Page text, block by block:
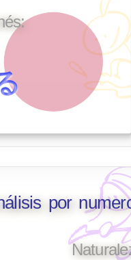
por